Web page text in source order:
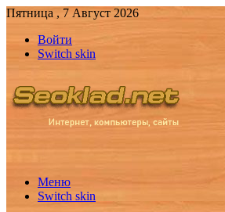
Пятница , 7 Август 2026
Войти
Switch skin
Меню
Switch skin